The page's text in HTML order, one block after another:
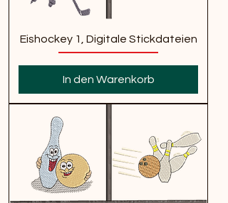
Eishockey 1, Digitale Stickdateien
In den Warenkorb